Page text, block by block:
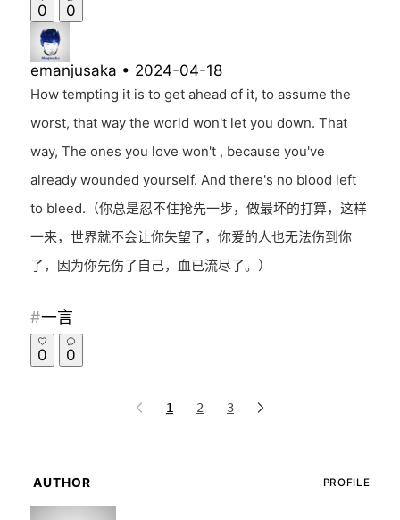
0 0
emanjusaka • 2024-04-18
How tempting it is to get ahead of it, to assume the
worst, that way the world won't let you down. That
way, The ones you love won't , because you've
already wounded yourself. And there's no blood left
to bleed.（你总是忍不住抢先一步，做最坏的打算，这样
一来，世界就不会让你失望了，你爱的人也无法伤到你
了，因为你先伤了自己，血已流尽了。）
一言
0 0
1 2 3
AUTHOR PROFILE